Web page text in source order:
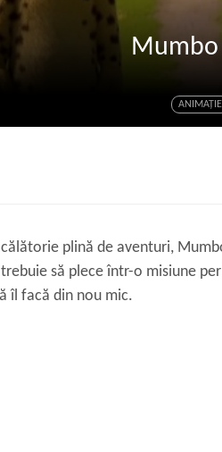
Mumbo
ANIMAŢIE
plină de aventuri,
să plece într-o misiune
îl facă din nou mic.